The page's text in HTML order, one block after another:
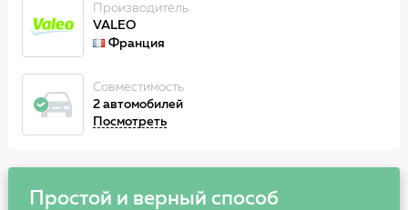
Производитель
VALEO
Франция
Совместимость
2 автомобилей
Посмотреть
Простой и верный способ